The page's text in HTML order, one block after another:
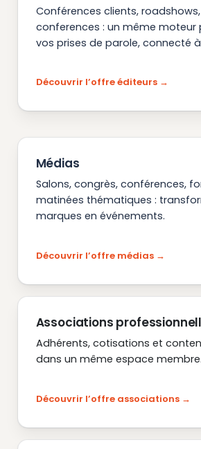
Conférences clients,
conferences : un même moteur
vos prises de parole, connecté à
Découvrir l’offre éditeurs
Médias
Salons, congrès, conférences,
matinées thématiques :
marques en événements.
Découvrir l’offre médias
Associations
Adhérents, cotisations et
dans un même espace membre.
Découvrir l’offre associations